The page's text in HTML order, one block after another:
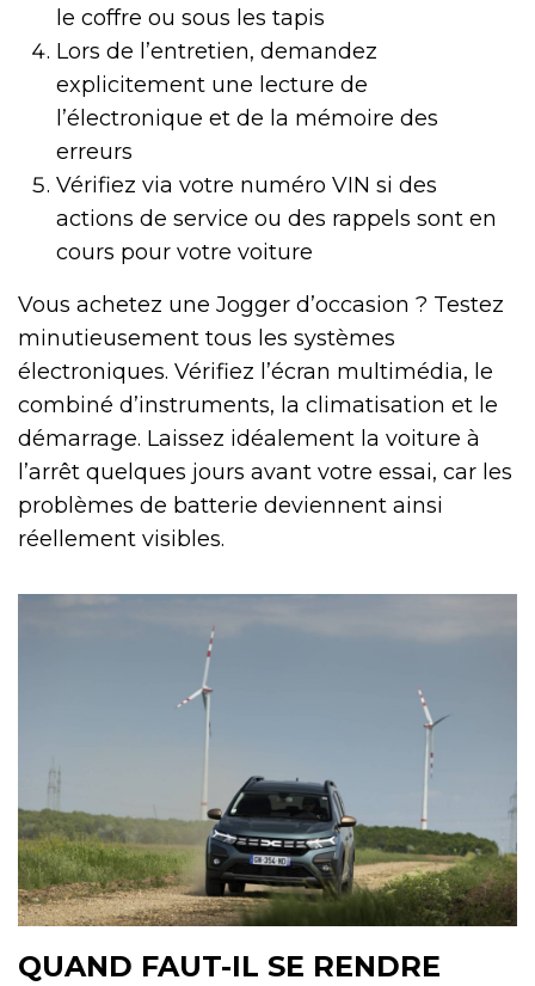
le coffre ou sous les tapis
Lors de l’entretien, demandez
explicitement une lecture de
l’électronique et de la mémoire des
erreurs
Vérifiez via votre numéro VIN si des
actions de service ou des rappels sont en
cours pour votre voiture
Vous achetez une Jogger d’occasion ? Testez
minutieusement tous les systèmes
électroniques. Vérifiez l’écran multimédia, le
combiné d’instruments, la climatisation et le
démarrage. Laissez idéalement la voiture à
l’arrêt quelques jours avant votre essai, car les
problèmes de batterie deviennent ainsi
réellement visibles.
QUAND FAUT-IL SE RENDRE